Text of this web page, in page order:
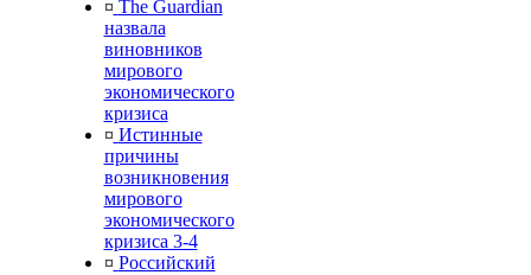
¤ The Guardian
назвала
виновников
мирового
экономического
кризиса
¤ Истинные
причины
возникновения
мирового
экономического
кризиса 3-4
¤ Российский